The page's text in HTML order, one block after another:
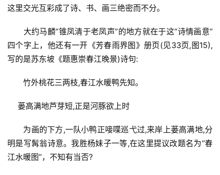
这里交光互彩成了诗、书、画三绝密而不分。
大约马麟“锥凤清于老凤声”的地方就在于这“诗情画意”
四个字上，他还有一开《芳春雨界图》册页(见33页,图15),
写的是苏东坡《题惠崇春江晚景)诗句:
竹外桃花三两枝,春江水暖鸭先知。
蒌高满地芦芽短,正是河豚欲上时
为画的下方,一队小鸭正唼喋巡弋过,来岸上蒌高满地,分
明是写髯翁诗意。我胜杨妹子一等,在这里提议改题名为“春
江水暖图”，不知有当否?